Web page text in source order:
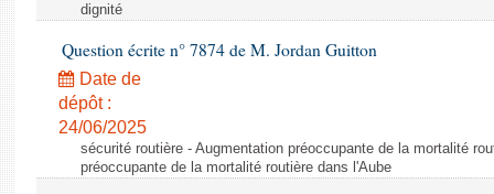
dignité
Question écrite n° 7874 de M. Jordan Guitton
Date de
dépôt :
24/06/2025
sécurité routière - Augmentation préoccupante de la mortalité
préoccupante de la mortalité routière dans l'Aube